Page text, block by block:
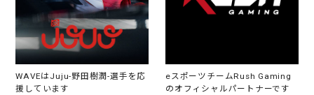
WAVEはJuju-野田樹潤-選手を応
援しています
eスポーツチームRush Gaming
のオフィシャルパートナーです